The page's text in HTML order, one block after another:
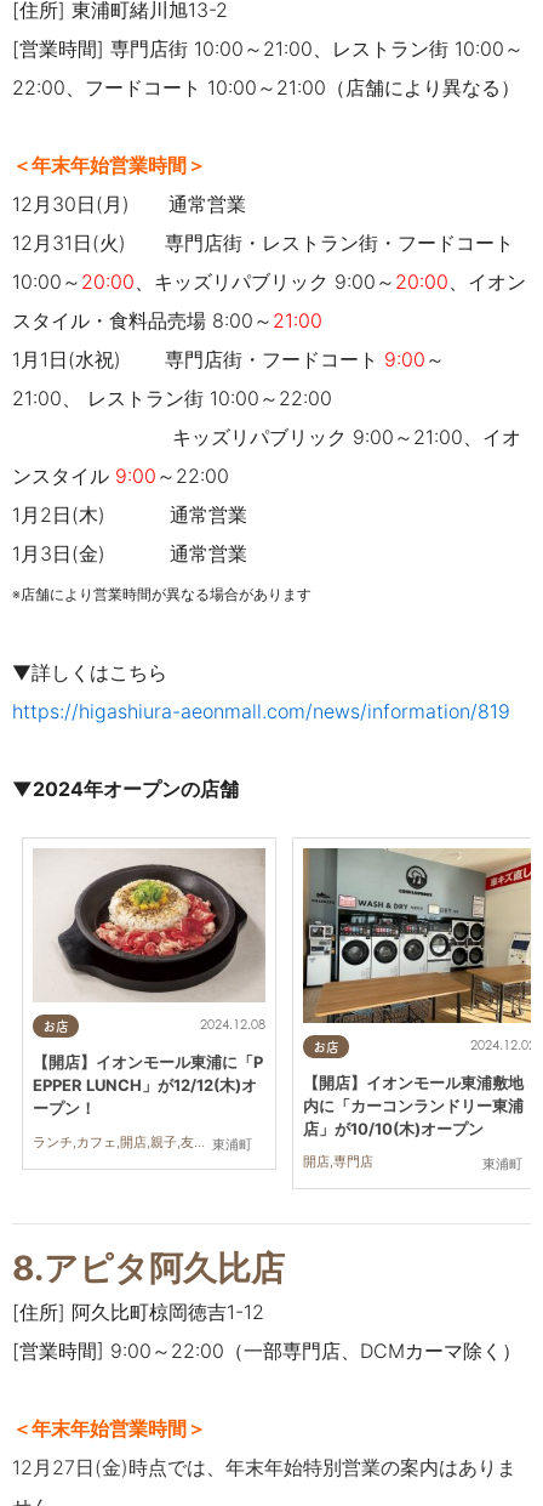
[住所] 東浦町緒川旭13-2
[営業時間] 専門店街 10:00～21:00、レストラン街 10:00～
22:00、フードコート 10:00～21:00（店舗により異なる）
＜年末年始営業時間＞
12月30日(月)
通常営業
12月31日(火) 専門店街・レストラン街・フードコート
10:00～ 20:00 キッズリパブリック 9:00～ 20:00 、イオン
スタイル・食料品売場 8:00～ 21:00
1月1日(水祝) 専門店街・フードコート 9:00 ～
21:00、
レストラン街 10:00～22:00
キッズリパブリック 9:00～21:00、イオ
ンスタイル 9:00 ～22:00
1月2日(木) 通常営業
1月3日(金) 通常営業
※店舗により営業時間が異なる場合があります
▼詳しくはこちら
https://higashiura-aeonmall.com/news/information/819
▼2024年オープンの店舗
お店
東浦町
2024.12.08
【開店】イオンモール東浦に「P
EPPER LUNCH」が12/12(木)オ
ープン！
お店
東浦町
2024.12.02
【開店】イオンモール東浦敷地
内に「カーコンランドリー東浦
店」が10/10(木)オープン
開店,専門店
8.アピタ阿久比店
[住所] 阿久比町椋岡徳吉1-12
[営業時間] 9:00～22:00（一部専門店、DCMカーマ除く）
＜年末年始営業時間＞
12月27日(金)時点では、年末年始特別営業の案内はありま